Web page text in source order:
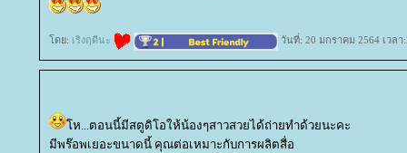
ดย: เริงฤดีนะ วันที่: 20 มกราคม 2564 เวลา
ห...ตอนนี้มีสตูดิโอให้น้องๆสาวสวยได้ถ่ายทำด้วยนะคะ
มีพร๊อพเยอะขนาดนี้ คุณต่อเหมาะกับการผลิตสื่อ